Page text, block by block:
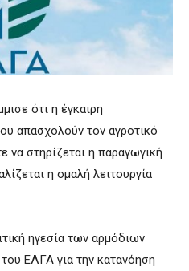
ότι η έγκαιρη
απασχολούν τον αγροτικό
να στηρίζεται η παραγωγική
η ομαλή λειτουργία
ηγεσία των αρμόδιων
ΕΛΓΑ για την κατανόηση